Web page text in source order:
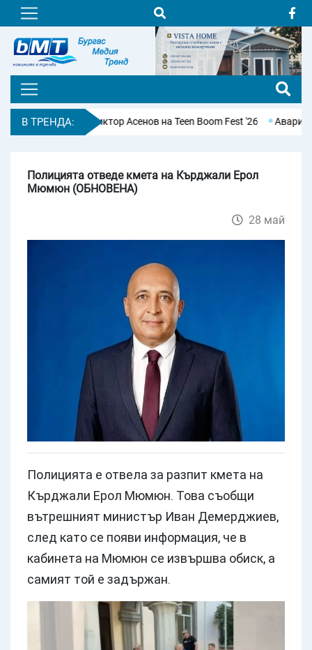
В ТРЕНДА:
Виктор Асенов на Teen Boom Fest '26 Авария остави
Полицията отведе кмета на Кърджали Ерол
Мюмюн (ОБНОВЕНА)
28 май
Полицията е отвела за разпит кмета на
Кърджали Ерол Мюмюн. Това съобщи
вътрешният министър Иван Демерджиев,
след като се появи информация, че в
кабинета на Мюмюн се извършва обиск, а
самият той е задържан.